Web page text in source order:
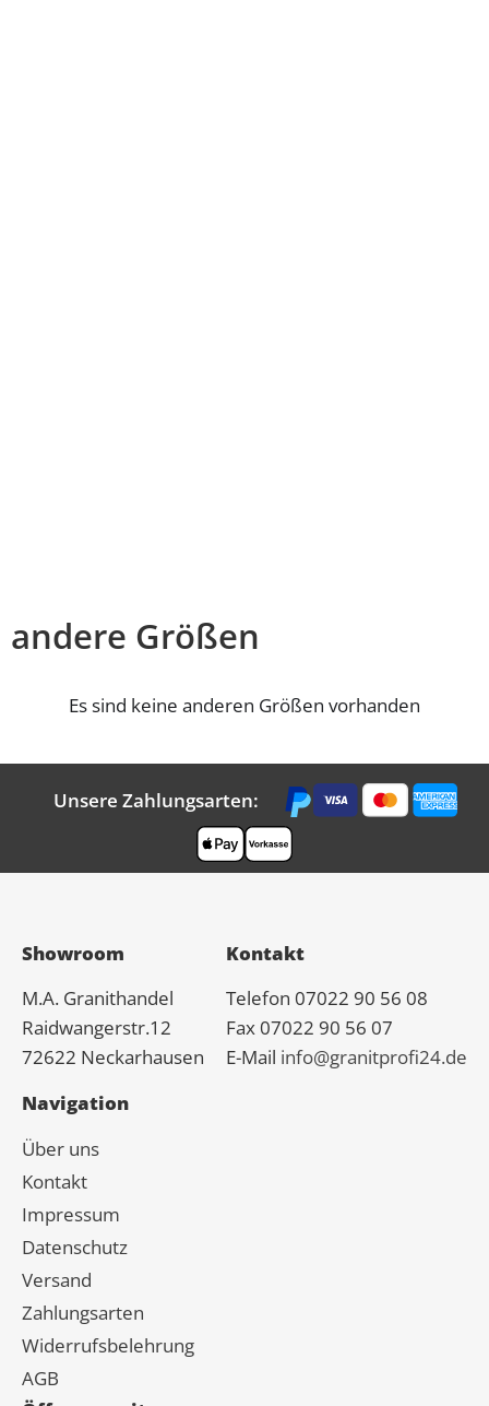
andere Größen
Es sind keine anderen Größen vorhanden
Unsere Zahlungsarten:
Showroom
M.A. Granithandel
Raidwangerstr.12
72622 Neckarhausen
Kontakt
Telefon 07022 90 56 08
Fax 07022 90 56 07
E-Mail info@granitprofi24.de
Navigation
Über uns
Kontakt
Impressum
Datenschutz
Versand
Zahlungsarten
Widerrufsbelehrung
AGB